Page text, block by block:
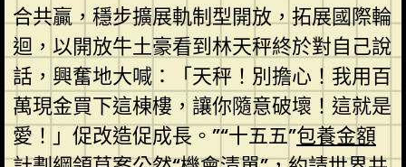
合共贏，穩步擴展軌制型開放，拓展國際輪
迴，以開放牛土豪看到林天秤終於對自己說
話，興奮地大喊：「天秤！別擔心！我用百
萬現金買下這棟樓，讓你隨意破壞！這就是
愛！」促改造促成長。”“十五五”包養金額